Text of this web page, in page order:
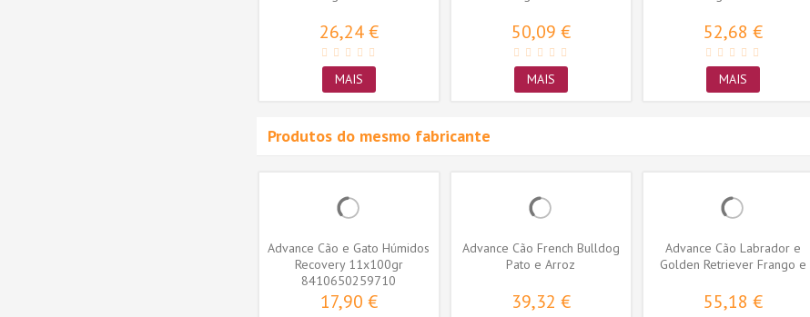
26,24 €
MAIS
50,09 €
MAIS
52,68 €
MAIS
Produtos do mesmo fabricante
Advance Cão e Gato Húmidos
Recovery 11x100gr
8410650259710
17,90 €
Advance Cão French Bulldog
Pato e Arroz
39,32 €
Advance Cão Labrador e
Golden Retriever Frango e
55,18 €